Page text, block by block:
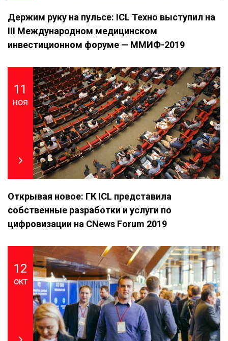
Держим руку на пульсе: ICL Техно выступил на
III Международном медицинском
инвестиционном форуме — ММИФ-2019
11
ноя
Открывая новое: ГК ICL представила
собственные разработки и услуги по
цифровизации на CNews Forum 2019
12
окт